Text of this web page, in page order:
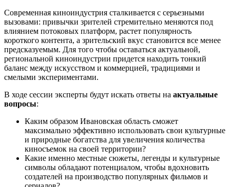
Современная киноиндустрия сталкивается с серьезными
вызовами: привычки зрителей стремительно меняются под
влиянием потоковых платформ, растет популярность
короткого контента, а зрительский вкус становится все менее
предсказуемым. Для того чтобы оставаться актуальной,
региональной киноиндустрии придется находить тонкий
баланс между искусством и коммерцией, традициями и
смелыми экспериментами.
В ходе сессии эксперты будут искать ответы на актуальные
вопросы:
Каким образом Ивановская область сможет
максимально эффективно использовать свои культурные
и природные богатства для увеличения количества
киносъемок на своей территории?
Какие именно местные сюжеты, легенды и культурные
символы обладают потенциалом, чтобы вдохновить
создателей на производство популярных фильмов и